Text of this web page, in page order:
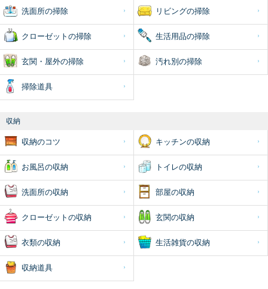
洗面所の掃除 リビングの掃除
クローゼットの掃除 生活用品の掃除
玄関・屋外の掃除 汚れ別の掃除
掃除道具
収納
収納のコツ キッチンの収納
お風呂の収納 トイレの収納
洗面所の収納 部屋の収納
クローゼットの収納 玄関の収納
衣類の収納 生活雑貨の収納
収納道具